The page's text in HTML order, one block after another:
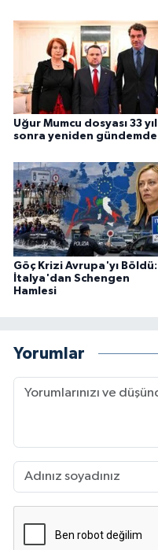
Uğur Mumcu dosyası 33 yıl
sonra yeniden gündemde
Göç Krizi Avrupa'yı Böldü:
İtalya'dan Schengen
Hamlesi
Yorumlar